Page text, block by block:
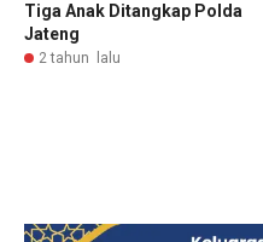
Tiga Anak Ditangkap Polda
Jateng
2 tahun lalu